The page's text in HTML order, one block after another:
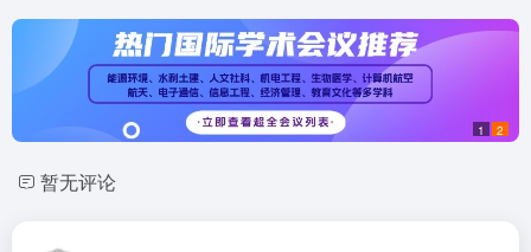
1 2
暂无评论